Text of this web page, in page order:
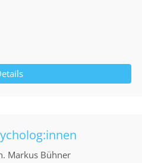
Markus Bühner